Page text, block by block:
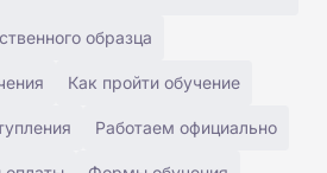
образца
Как пройти обучение
Работаем официально